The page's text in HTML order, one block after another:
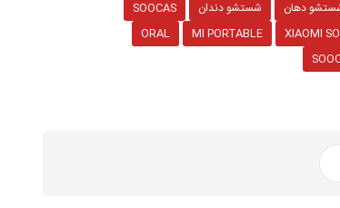
دهان شستشو دندان
SOOCAS
XIAOMI
MI PORTABLE
ORAL